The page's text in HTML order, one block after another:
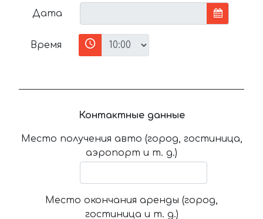
Дата
Время
Контактные данные
Место получения авто (город, гостиница,
аэропорт и т. д.)
Место окончания аренды (город,
гостиница и т. д.)